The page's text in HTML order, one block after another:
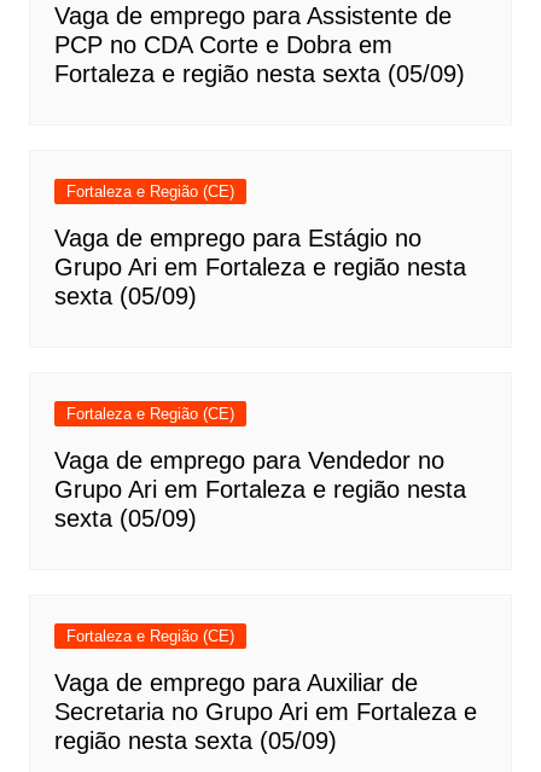
Vaga de emprego para Assistente de
PCP no CDA Corte e Dobra em
Fortaleza e região nesta sexta (05/09)
Fortaleza e Região (CE)
Vaga de emprego para Estágio no
Grupo Ari em Fortaleza e região nesta
sexta (05/09)
Fortaleza e Região (CE)
Vaga de emprego para Vendedor no
Grupo Ari em Fortaleza e região nesta
sexta (05/09)
Fortaleza e Região (CE)
Vaga de emprego para Auxiliar de
Secretaria no Grupo Ari em Fortaleza e
região nesta sexta (05/09)